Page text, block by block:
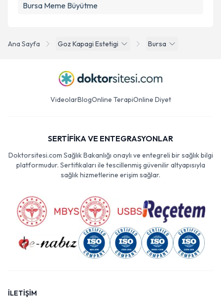
Ana Sayfa Goz Kapagi Estetigi Bursa
Bursa Meme Büyütme
VideolarBlogOnline TerapiOnline Diyet
SERTİFİKA VE ENTEGRASYONLAR
Doktorsitesi.com Sağlık Bakanlığı onaylı ve entegreli bir sağlık bilgi
platformudur. Sertifikaları ile tescillenmiş güvenilir altyapısıyla
sağlık hizmetlerine erişim sağlar.
İLETİŞİM